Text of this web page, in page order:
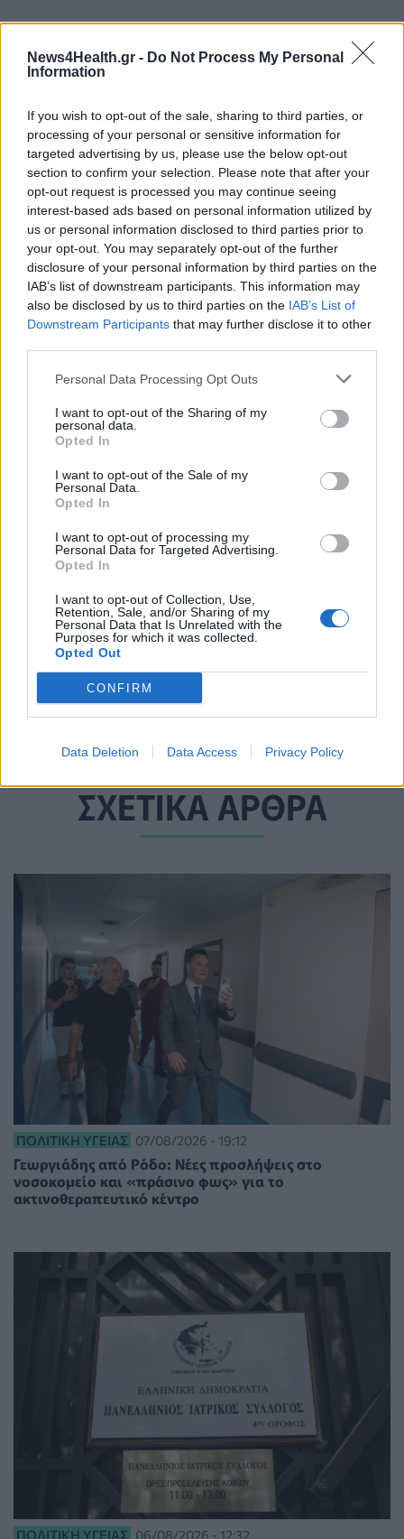
News4Health.gr - Do Not Process My Personal
Information
If you wish to opt-out of the sale, sharing to third parties, or
processing of your personal or sensitive information for
targeted advertising by us, please use the below opt-out
section to confirm your selection. Please note that after your
opt-out request is processed you may continue seeing
interest-based ads based on personal information utilized by
us or personal information disclosed to third parties prior to
your opt-out. You may separately opt-out of the further
disclosure of your personal information by third parties on the
IAB’s list of downstream participants. This information may
also be disclosed by us to third parties on the IAB’s List of
Downstream Participants that may further disclose it to other
Personal Data Processing Opt Outs
I want to opt-out of the Sharing of my
personal data.
Opted In
I want to opt-out of the Sale of my
Personal Data.
Opted In
I want to opt-out of processing my
Personal Data for Targeted Advertising.
Opted In
I want to opt-out of Collection, Use,
Retention, Sale, and/or Sharing of my
Personal Data that Is Unrelated with the
Purposes for which it was collected.
Opted Out
CONFIRM
Data Deletion Data Access Privacy Policy
ΑΔΩΝΙΣ ΓΕΩΡΓΙΑΔΗΣ ΦΑΚΕΛΑΚΙ ΓΙΑΤΡΟΣ
ΚΑΤΑΓΓΕΛΙΑ ΕΣΥ ΕΔΕ
ΠΕΡΙΣΣΟΤΕΡΑ ΣΤΗΝ ΙΔΙΑ ΚΑΤΗΓΟΡΙΑ
Περιοδεία Γεωργιάδη σε δομές
επικοινωνία με αγρότισα που
δώρισε νέο ασθενοφόρο
Έμπολα: Ο ΟΗΕ αποδέσμευσε 60
εκατ. δολάρια στη μάχη για τον
περιορισμό της επιδημίας
22 Μαϊος 2026
ΣΧΕΤΙΚΑ ΑΡΘΡΑ
ΠΟΛΙΤΙΚΉ ΥΓΕΊΑΣ 07/08/2026 - 19:12
Γεωργιάδης από Ρόδο: Νέες προσλήψεις στο
νοσοκομείο και «πράσινο φως» για το
ακτινοθεραπευτικό κέντρο
ΠΟΛΙΤΙΚΉ ΥΓΕΊΑΣ 06/08/2026 - 12:32